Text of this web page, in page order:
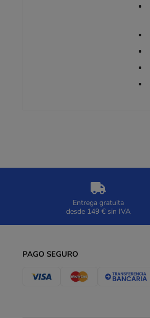
Entrega gratuita
desde 149 € sin IVA
PAGO SEGURO